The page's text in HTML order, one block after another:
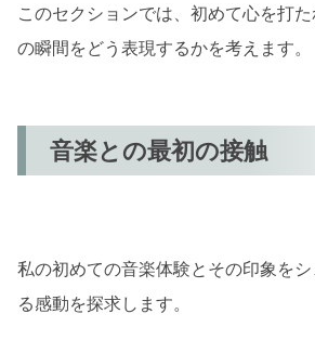
音楽を通じたコミュニティ作り
あなた自身の音楽の旅を楽しむ
このセクションでは、初めて心を打
の瞬間をどう表現するかを考えます。
音楽との最初の接触
私の初めての音楽体験とその印象を
る感動を探求します。